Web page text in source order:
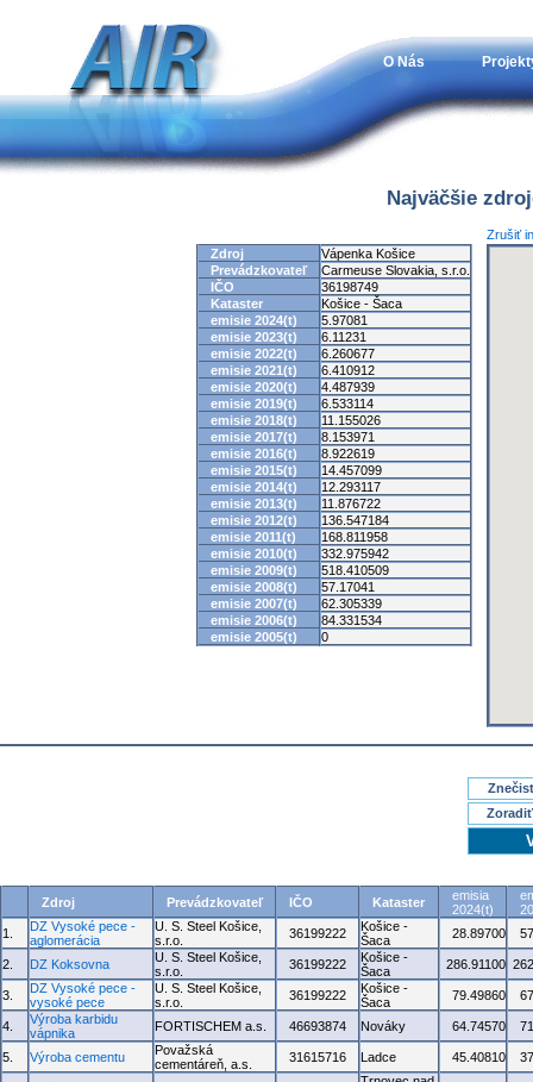
O Nás
Najväčšie
Zrušiť
Zdroj
Vápenka Košice
Prevádzkovateľ
Carmeuse Slovakia, s.r.o.
IČO
36198749
Kataster
Košice - Šaca
emisie 2024(t)
5.97081
emisie 2023(t)
6.11231
emisie 2022(t)
6.260677
emisie 2021(t)
6.410912
emisie 2020(t)
4.487939
emisie 2019(t)
6.533114
emisie 2018(t)
11.155026
emisie 2017(t)
8.153971
emisie 2016(t)
8.922619
emisie 2015(t)
14.457099
emisie 2014(t)
12.293117
emisie 2013(t)
11.876722
emisie 2012(t)
136.547184
emisie 2011(t)
168.811958
emisie 2010(t)
332.975942
emisie 2009(t)
518.410509
emisie 2008(t)
57.17041
emisie 2007(t)
62.305339
emisie 2006(t)
84.331534
emisie 2005(t)
0
Zdroj Prevádzkovateľ IČO Kataster
emisia
2024(t)
1.
DZ Vysoké pece -
aglomerácia
U. S. Steel Košice,
s.r.o.
36199222
Košice -
Šaca
28.89700
2. DZ Koksovna
U. S. Steel Košice,
s.r.o.
36199222
Košice -
Šaca
286.91100
3.
DZ Vysoké pece -
vysoké pece
U. S. Steel Košice,
s.r.o.
36199222
Košice -
Šaca
79.49860
4.
Výroba karbidu
vápnika
FORTISCHEM a.s. 46693874 Nováky 64.74570
5. Výroba cementu
Považská
cementáreň, a.s.
31615716 Ladce 45.40810